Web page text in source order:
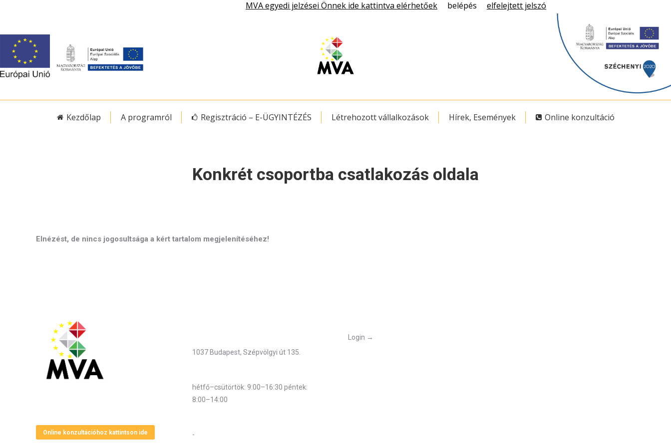
MVA egyedi jelzései Önnek ide kattintva elérhetőek belépés elfelejtett jelszó
Kezdőlap A programról Regisztráció – E-ÜGYINTÉZÉS Létrehozott vállalkozások Hírek, Események Online konzultáció
Konkrét csoportba csatlakozás oldala
Elnézést, de nincs jogosultsága a kért tartalom megjelenítéséhez!
Online konzultációhoz kattintson ide
1037 Budapest, Szépvölgyi út 135.
hétfő–csütörtök: 9:00–16:30 péntek:
8:00–14:00
-
Login →